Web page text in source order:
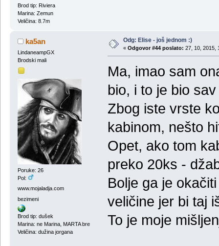
Brod tip: Riviera
Marina: Zemun
Veličina: 8.7m
ka5an
LindaneampGX
Brodski mali
Poruke: 26
Pol:
www.mojaladja.com
bezimeni
Brod tip: dušek
Marina: ne Marina, MARTA bre
Veličina: dužina jorgana
Odg: Elise - još jednom :)
« Odgovor #44 poslato: 27, 10, 2015,
Ma, imao sam
bio, i to je bio
Zbog iste vrste
kabinom, nešto
Opet, ako tom
preko 20ks -
Bolje ga je
veličine jer bi taj
To je moje